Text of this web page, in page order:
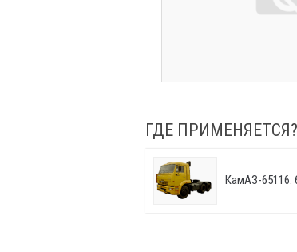
ГДЕ ПРИМЕНЯЕТСЯ?
КамАЗ-65116: